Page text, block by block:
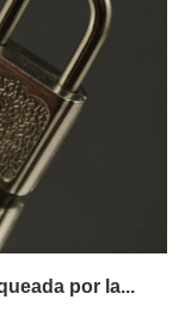
por la...